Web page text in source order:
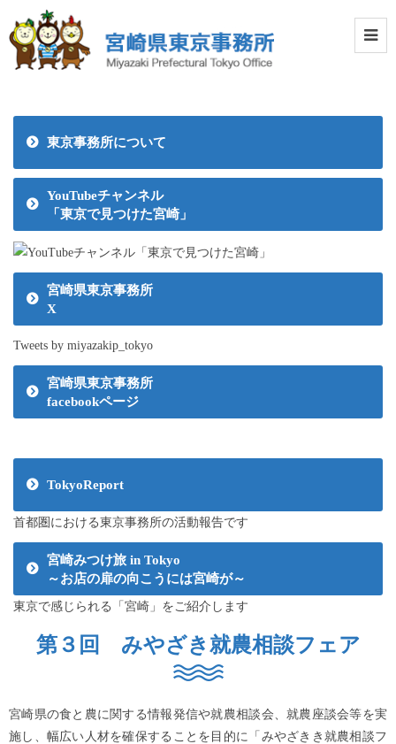
東京事務所について
YouTubeチャンネル
「東京で見つけた宮崎」
宮崎県東京事務所
X
Tweets by miyazakip_tokyo
宮崎県東京事務所
facebookページ
TokyoReport
首都圏における東京事務所の活動報告です
宮崎みつけ旅 in Tokyo
～お店の扉の向こうには宮崎が～
東京で感じられる「宮崎」をご紹介します
第３回 みやざき就農相談フェア
宮崎県の食と農に関する情報発信や就農相談会、就農座談会等を実
施し、幅広い人材を確保することを目的に「みやざきき就農相談フ